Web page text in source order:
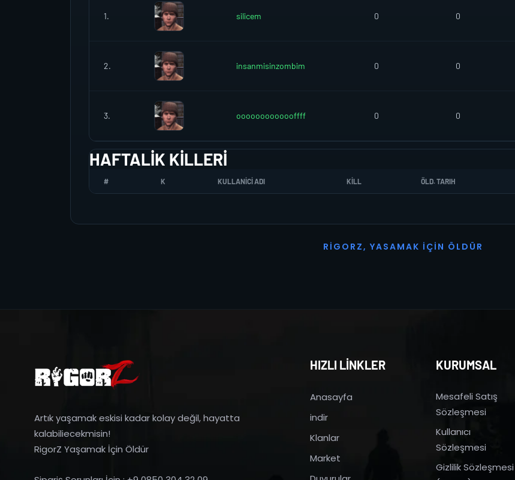
1. silicem 0 0
2. insanmisinzombim 0 0
3. ooooooooooooffff 0 0
HAFTALIK KILLERI
# K KULLANICI ADI KILL ÖLD. TARIH
R I G O R Z, YASAMAK İ ÇI N Ö L D Ü R
Artık yaşamak eskisi kadar kolay değil, hayatta
kalabiliecekmisin!
RigorZ Yaşamak İçin Öldür
HIZLI LİNKLER
Anasayfa
indir
Klanlar
Market
KURUMSAL
Mesafeli Satış
Sözleşmesi
Kullanıcı
Sözleşmesi
Gizlilik Sözleşmesi